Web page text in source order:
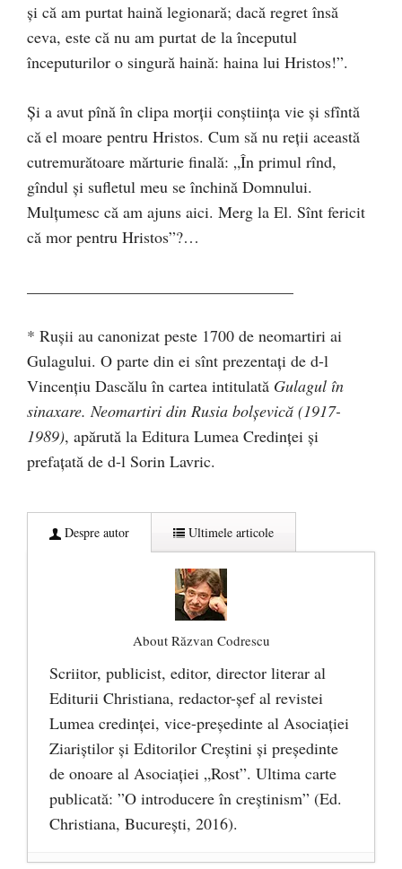
şi că am purtat haină legionară; dacă regret însă
ceva, este că nu am purtat de la începutul
începuturilor o singură haină: haina lui Hristos!”.
Şi a avut pînă în clipa morţii conştiinţa vie şi sfîntă
că el moare pentru Hristos. Cum să nu reţii această
cutremură­toare mărturie finală: „În primul rînd,
gîndul şi su­fletul meu se închină Domnului.
Mulţumesc că am ajuns aici. Merg la El. Sînt fericit
că mor pentru Hristos”?…
* Ruşii au canonizat peste 1700 de neomartiri ai
Gulagului. O parte din ei sînt prezentaţi de d-l
Vincenţiu Dascălu în cartea intitulată Gulagul în
sinaxare. Neomartiri din Rusia bolşevică (1917-
1989), apărută la Editura Lumea Credinţei şi
prefaţată de d-l Sorin Lavric.
Despre autor Ultimele articole
About Răzvan Codrescu
Scriitor, publicist, editor, director literar al
Editurii Christiana, redactor-şef al revistei
Lumea credinţei, vice-preşedinte al Asociaţiei
Ziariştilor şi Editorilor Creştini şi preşedinte
de onoare al Asociaţiei „Rost”. Ultima carte
publicată: ”O introducere în creștinism” (Ed.
Christiana, Bucureşti, 2016).